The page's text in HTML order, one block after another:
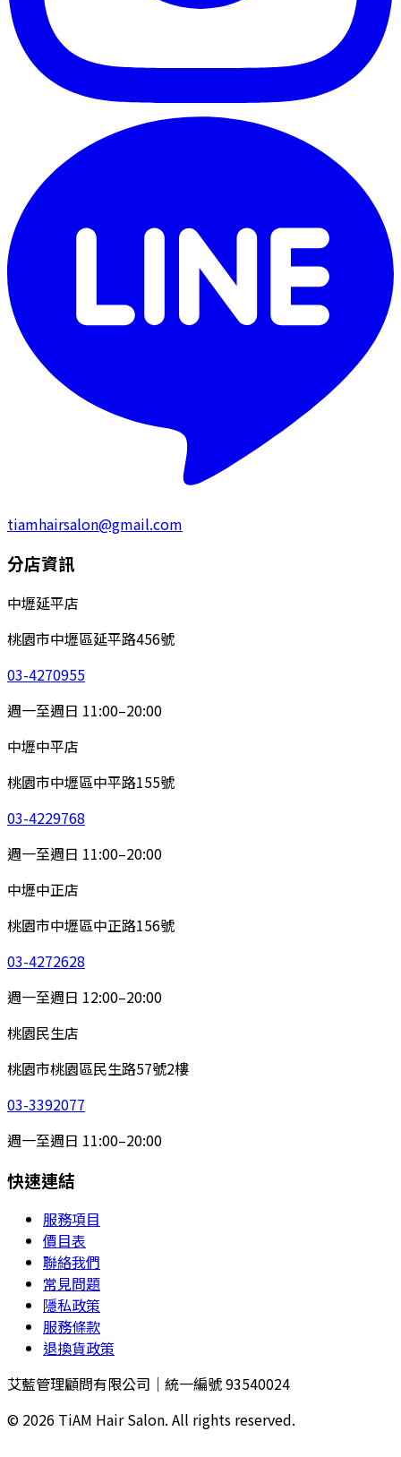
tiamhairsalon@gmail.com
分店資訊
中壢延平店
桃園市中壢區延平路456號
03-4270955
週一至週日 11:00–20:00
中壢中平店
桃園市中壢區中平路155號
03-4229768
週一至週日 11:00–20:00
中壢中正店
桃園市中壢區中正路156號
03-4272628
週一至週日 12:00–20:00
桃園民生店
桃園市桃園區民生路57號2樓
03-3392077
週一至週日 11:00–20:00
快速連結
服務項目
價目表
聯絡我們
常見問題
隱私政策
服務條款
退換貨政策
艾藍管理顧問有限公司｜統一編號 93540024
© 2026 TiAM Hair Salon. All rights reserved.